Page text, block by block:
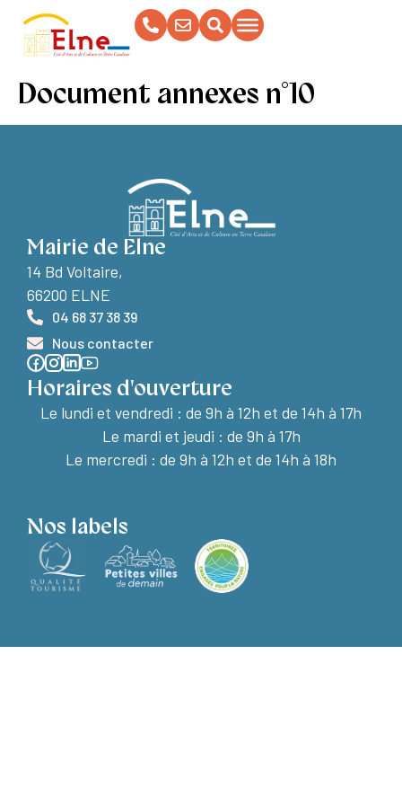
principal
Document annexes n°10
Mairie de Elne
14 Bd Voltaire,
66200 ELNE
04 68 37 38 39
Nous contacter
Horaires d'ouverture
Le lundi et vendredi : de 9h à 12h et de 14h à 17h
Le mardi et jeudi : de 9h à 17h
Le mercredi : de 9h à 12h et de 14h à 18h
Nos labels